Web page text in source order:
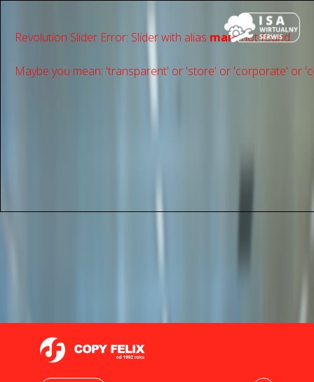
Revolution Slider Error: Slider with alias mainnot found.
Maybe you mean: 'transparent' or 'store' or 'сorporate' or